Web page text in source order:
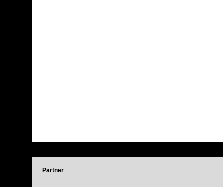
Partner